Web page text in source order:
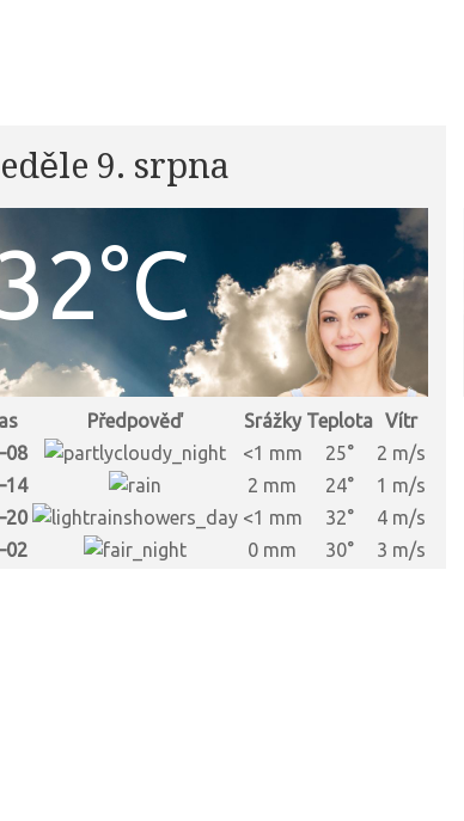
9. srpna
Předpověď Srážky Teplota Vítr
<1 mm 25°
2 m/s
2 mm 24°
1 m/s
<1 mm 32°
4 m/s
0 mm 30° 3 m/s